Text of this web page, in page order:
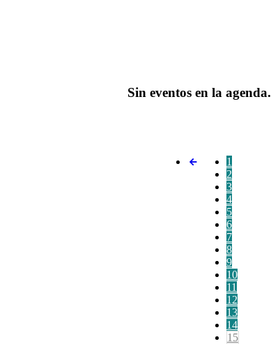
Sin eventos en la agenda.
1
2
3
4
5
6
7
8
9
10
11
12
13
14
15